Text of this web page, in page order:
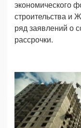
экономического
строительства и
ряд заявлений о
рассрочки.